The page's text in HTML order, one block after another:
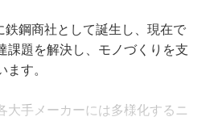
鉄鋼商社として誕生し、現在で
課題を解決し、モノづくりを支
す。
大手メーカーには多様化するニ